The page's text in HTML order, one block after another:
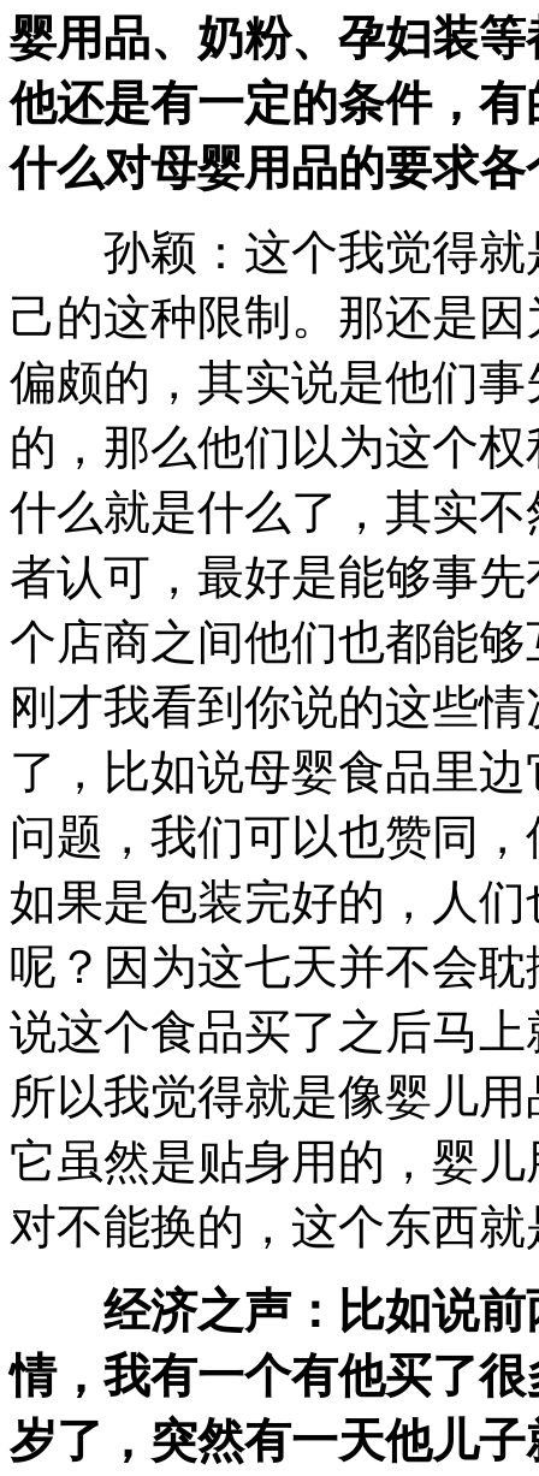
婴用品、奶粉、孕妇装
他还是有一定的条件，
什么对母婴用品的要求
孙颖：这个我觉得就
己的这种限制。那还是
偏颇的，其实说是他们
的，那么他们以为这个
什么就是什么了，其实
者认可，最好是能够事
个店商之间他们也都能
刚才我看到你说的这些
了，比如说母婴食品里
问题，我们可以也赞同
如果是包装完好的，人
呢？因为这七天并不会
说这个食品买了之后马
所以我觉得就是像婴儿
它虽然是贴身用的，婴
对不能换的，这个东西
经济之声：比如说
情，我有一个有他买了
岁了，突然有一天他儿